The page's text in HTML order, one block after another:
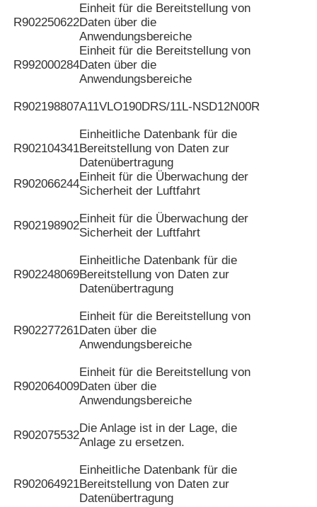
R902250622
Einheit für die Bereitstellung von
Daten über die
Anwendungsbereiche
R992000284
Einheit für die Bereitstellung von
Daten über die
Anwendungsbereiche
R902198807A11VLO190DRS/11L-NSD12N00R
R902104341
Einheitliche Datenbank für die
Bereitstellung von Daten zur
Datenübertragung
R902066244
Einheit für die Überwachung der
Sicherheit der Luftfahrt
R902198902
Einheit für die Überwachung der
Sicherheit der Luftfahrt
R902248069
Einheitliche Datenbank für die
Bereitstellung von Daten zur
Datenübertragung
R902277261
Einheit für die Bereitstellung von
Daten über die
Anwendungsbereiche
R902064009
Einheit für die Bereitstellung von
Daten über die
Anwendungsbereiche
R902075532
Die Anlage ist in der Lage, die
Anlage zu ersetzen.
R902064921
Einheitliche Datenbank für die
Bereitstellung von Daten zur
Datenübertragung